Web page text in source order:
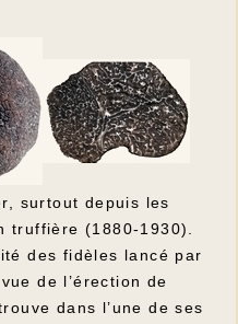
surtout depuis les
truffière (1880-1930).
des fidèles lancé par
de l’érection de
dans l’une de ses